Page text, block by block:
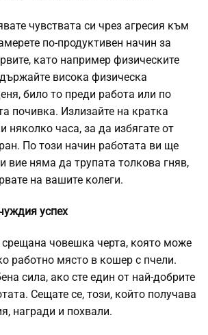
чувствата си чрез агресия към
по-продуктивен начин за
като например физическите
висока физическа
било то преди работа или по
почивка. Излизайте на кратка
няколко часа, за да избягате от
По този начин работата ви ще
вие няма да трупата толкова гняв,
на вашите колеги.
успех
срещана човешка черта, която може
работно място в кошер с пчели.
сила, ако сте един от най-добрите
Сещате се, този, който получава
награди и похвали.